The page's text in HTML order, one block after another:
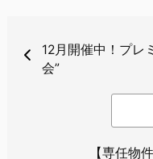
12月開催中！プレ
会”
【専任物